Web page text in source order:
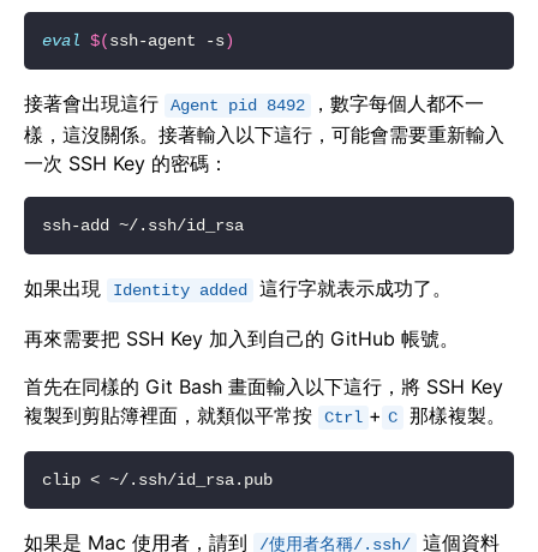
eval $(ssh-agent -s)
接著會出現這行 Agent pid 8492
，數字每個人都不一
樣，這沒關係。接著輸入以下這行，可能會需要重新輸入
一次 SSH Key 的密碼：
如果出現 Identity added 這行字就表示成功了。
再來需要把 SSH Key 加入到自己的 GitHub 帳號。
首先在同樣的 Git Bash 畫面輸入以下這行，將 SSH Key
複製到剪貼簿裡面，就類似平常按
Ctrl + C 那樣複製。
如果是 Mac 使用者，請到 /使用者名稱/.ssh/
這個資料